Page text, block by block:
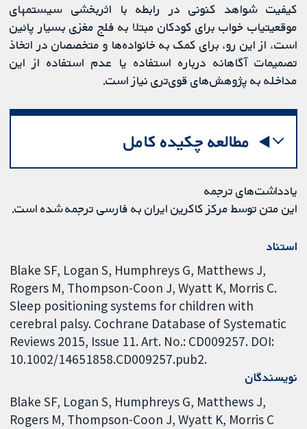
کیفیت شواهد کنونی در رابطه با اثربخشی سیستم‏های
موقعیت‏یاب خواب برای کودکان مبتلا به فلج مغزی بسیار پائین
است، از این رو، برای کمک به خانواده‌ها و متخصصان در اتخاذ
تصمیمات آگاهانه درباره استفاده یا عدم استفاده از این
مداخله به پژوهش‌های قوی‌تری نیاز است.
مطالعه چکیده کامل
یادداشت‌های ترجمه
این متن توسط مرکز کاکرین ایران به فارسی ترجمه شده است.
استناد
Blake SF, Logan S, Humphreys G, Matthews J,
Rogers M, Thompson-Coon J, Wyatt K, Morris C.
Sleep positioning systems for children with
cerebral palsy. Cochrane Database of Systematic
Reviews 2015, Issue 11. Art. No.: CD009257. DOI:
10.1002/14651858.CD009257.pub2.
نویسندگان
Blake SF Logan S Humphreys G Matthews J
Rogers M Thompson-Coon J Wyatt K Morris C